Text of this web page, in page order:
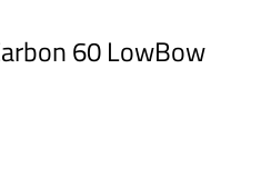
60 LowBow